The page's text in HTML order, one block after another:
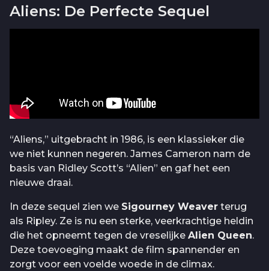
Aliens: De Perfecte Sequel
“Aliens,” uitgebracht in 1986, is een klassieker die
we niet kunnen negeren. James Cameron nam de
basis van Ridley Scott’s “Alien” en gaf het een
nieuwe draai.
In deze sequel zien we Sigourney Weaver terug
als Ripley. Ze is nu een sterke, veerkrachtige heldin
die het opneemt tegen de vreselijke Alien Queen.
Deze toevoeging maakt de film spannender en
zorgt voor een voelde woede in de climax.